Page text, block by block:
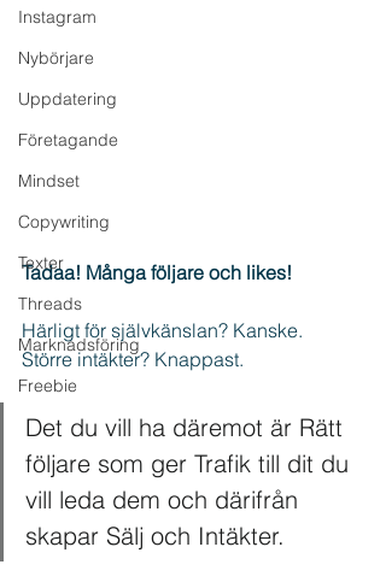
Instagram
Nybörjare
Uppdatering
Företagande
Mindset
Copywriting
Texter
Threads
Marknadsföring
Freebie
Tadaa! Många följare och likes!
Härligt för självkänslan? Kanske.
Större intäkter? Knappast.
Det du vill ha däremot är Rätt
följare som ger Trafik till dit du
vill leda dem och därifrån
skapar Sälj och Intäkter.